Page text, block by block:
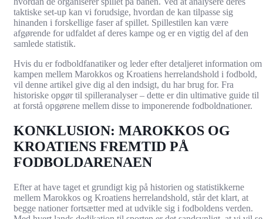
taktiske set-up kan vi forudsige, hvordan de kan tilpasse sig
hinanden i forskellige faser af spillet. Spillestilen kan være
afgørende for udfaldet af deres kampe og er en vigtig del af den
samlede statistik.
Hvis du er fodboldfanatiker og leder efter detaljeret information om
kampen mellem Marokkos og Kroatiens herrelandshold i fodbold,
vil denne artikel give dig al den indsigt, du har brug for. Fra
historiske opgør til spilleranalyser – dette er din ultimative guide til
at forstå opgørene mellem disse to imponerende fodboldnationer.
KONKLUSION: MAROKKOS OG
KROATIENS FREMTID PÅ
FODBOLDARENAEN
Efter at have taget et grundigt kig på historien og statistikkerne
mellem Marokkos og Kroatiens herrelandshold, står det klart, at
begge nationer fortsætter med at udvikle sig i fodboldens verden.